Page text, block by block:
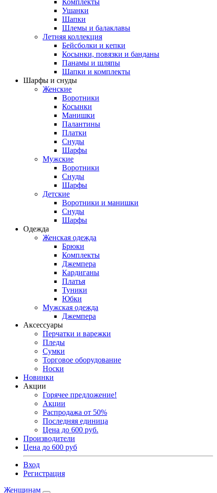
Комплекты
Ушанки
Шапки
Шлемы и балаклавы
Летняя коллекция
Бейсболки и кепки
Косынки, повязки и банданы
Панамы и шляпы
Шапки и комплекты
Шарфы и снуды
Женские
Воротники
Косынки
Манишки
Палантины
Платки
Снуды
Шарфы
Мужские
Воротники
Снуды
Шарфы
Детские
Воротники и манишки
Снуды
Шарфы
Одежда
Женская одежда
Брюки
Комплекты
Джемпера
Кардиганы
Платья
Туники
Юбки
Мужская одежда
Джемпера
Аксессуары
Перчатки и варежки
Пледы
Сумки
Торговое оборудование
Носки
Новинки
Акции
Горячее предложение!
Акции
Распродажа от 50%
Последняя единица
Цена до 600 руб.
Производители
Цена до 600 руб
Вход
Регистрация
Женщинам